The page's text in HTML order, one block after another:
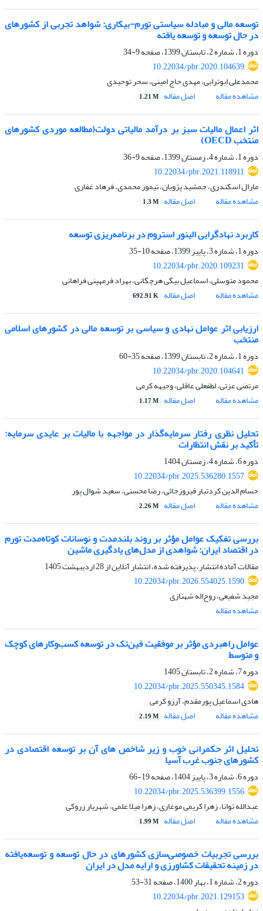
توسعه مالی و مبادله سیاستی تورم-بیکاری: شواهد تجربی از کشورهای
در حال‏ توسعه و توسعه ‏یافته
دوره 1، شماره 2، تابستان 1399، صفحه
9-34
10.22034/pbr.2020.104639
محمدعلی ابوترابی، مهدی حاج امینی، سحر توحیدی
مشاهده مقاله
اصل مقاله 1.21 M
اثر اعمال مالیات سبز بر درآمد مالیاتی دولت(مطالعه موردی کشورهای
منتخب OECD)
دوره 1، شماره 4، زمستان 1399، صفحه
9-36
10.22034/pbr.2021.118911
مارال اسکندری، جمشید پژویان، تیمور محمدی، فرهاد غفاری
مشاهده مقاله
اصل مقاله 1.3 M
کاربرد نهادگرایی الینور استروم در برنامه‌ریزی توسعه
دوره 1، شماره 3، پاییز 1399، صفحه
10-35
10.22034/pbr.2020.109231
محمود متوسلی، اسماعیل بیگی هرچگانی، بهراد فرمهینی فراهانی
مشاهده مقاله
اصل مقاله 692.91 K
ارزیابی اثر عوامل نهادی و سیاسی بر توسعه مالی در کشورهای اسلامی
منتخب
دوره 1، شماره 2، تابستان 1399، صفحه
35-60
10.22034/pbr.2020.104641
مرتضی عزتی، لطفعلی عاقلی، وجیهه کرمی
مشاهده مقاله
اصل مقاله 1.17 M
تحلیل نظری رفتار سرمایه‌گذار در مواجهه با مالیات بر عایدی سرمایه:
تأکید بر نقش انتظارات
دوره 6، شماره 4، زمستان 1404
10.22034/pbr.2025.536280.1557
حسام الدین کردتبار فیروزجائی، رضا محسنی، سعید شوال پور
مشاهده مقاله
اصل مقاله 2.26 M
بررسی تفکیک عوامل مؤثر بر روند بلندمدت و نوسانات کوتاه‌مدت تورم
در اقتصاد ایران: شواهدی از مدل‌های یادگیری ماشین
مقالات آماده انتشار، پذیرفته شده، انتشار آنلاین از28 اردیبهشت 1405
10.22034/pbr.2026.554025.1590
مجید شفیعی، روح‌اله شهنازی
مشاهده مقاله
عوامل راهبردی مؤثر بر موفقیت فین‌تک در توسعه کسب‌وکارهای کوچک
و متوسط
دوره 7، شماره 2، تابستان 1405
10.22034/pbr.2025.550345.1584
هادی اسماعیل پورمقدم، آرزو کرمی
مشاهده مقاله
اصل مقاله 2.19 M
تحلیل اثر حکمرانی خوب و زیر شاخص های آن بر توسعه اقتصادی در
کشورهای جنوب غرب آسیا
دوره 6، شماره 3، پاییز 1404، صفحه
19-66
10.22034/pbr.2025.536399.1556
عبدالله توانا، زهرا کریمی موغاری، زهرا میلا علمی، شهریار زروکی
مشاهده مقاله
اصل مقاله 1.99 M
بررسی تجربیات خصوصی‌سازی کشورهای در حال توسعه و توسعه‌یافته
در زمینه تحقیقات کشاورزی و ارایه مدل در ایران
دوره 2، شماره 1، بهار 1400، صفحه
31-53
10.22034/pbr.2021.129153